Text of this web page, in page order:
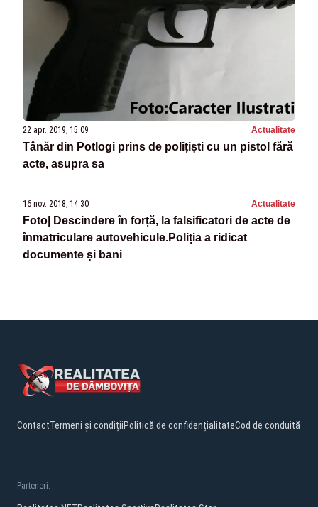
22 apr. 2019, 15:09 Actualitate
Tânăr din Potlogi prins de polițiști cu un pistol fără
acte, asupra sa
16 nov. 2018, 14:30 Actualitate
Foto| Descindere în forță, la falsificatori de acte de
înmatriculare autovehicule.Poliția a ridicat
documente și bani
ContactTermeni și condițiiPolitică de confidențialitateCod de conduită
Parteneri: